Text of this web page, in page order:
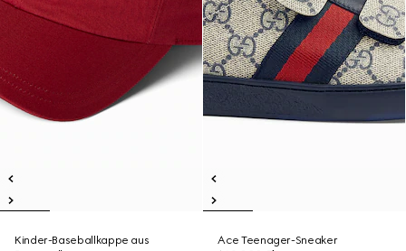
Kinder-Baseballkappe aus
Ace Teenager-Sneaker